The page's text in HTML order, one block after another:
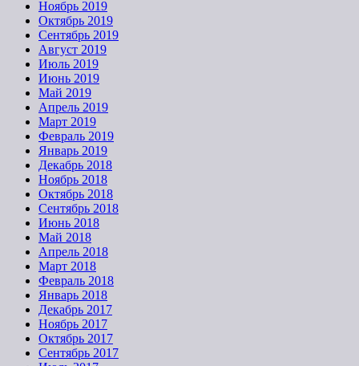
Ноябрь 2019
Октябрь 2019
Сентябрь 2019
Август 2019
Июль 2019
Июнь 2019
Май 2019
Апрель 2019
Март 2019
Февраль 2019
Январь 2019
Декабрь 2018
Ноябрь 2018
Октябрь 2018
Сентябрь 2018
Июнь 2018
Май 2018
Апрель 2018
Март 2018
Февраль 2018
Январь 2018
Декабрь 2017
Ноябрь 2017
Октябрь 2017
Сентябрь 2017